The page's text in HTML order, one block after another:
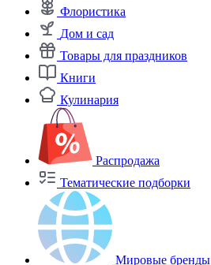
Флористика
Дом и сад
Товары для праздников
Книги
Кулинария
Распродажа
Тематические подборки
Мировые бренды